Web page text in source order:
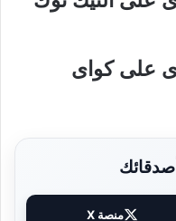
على كواى
منصة X